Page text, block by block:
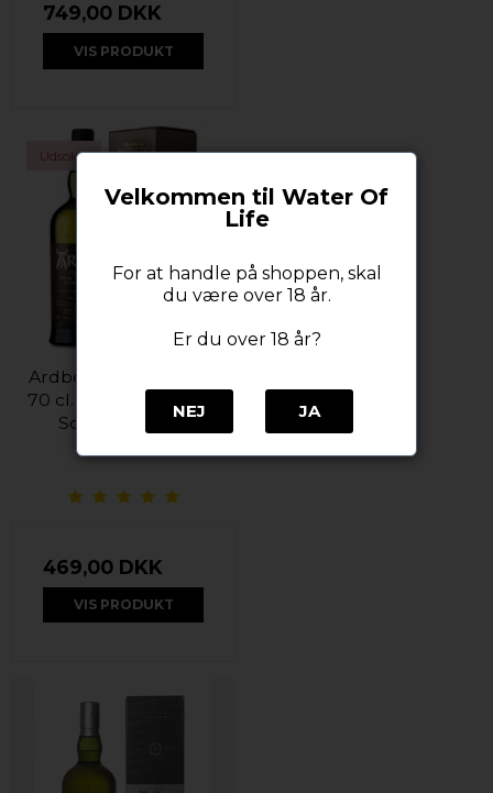
749,00 DKK
VIS PRODUKT
Udsolgt
Ardbeg Ten 10 år 46%
70 cl. Islay Single Malt
Scotch Whisky
469,00 DKK
VIS PRODUKT
Velkommen til Water Of
Life
For at handle på shoppen, skal
du være over 18 år.
Er du over 18 år?
NEJ JA